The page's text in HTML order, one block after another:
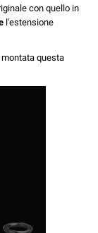
con quello in
l'estensione
questa